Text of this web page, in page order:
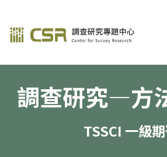
調查研究—方法與
調查研究—方
TSSCI 一級